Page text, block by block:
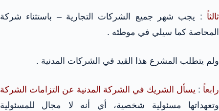
ثالثاً : يجب شهر جميع الشركات التجارية – باستثناء شركة
المحاصة كما سيلي في موطئه .
ولم يتطلب المشرع هذا القيد في الشركات المدنية .
رابعاً : يسأل الشريك في الشركة المدنية عن التزامات الشركة
وتعهداتها مسئولية شخصية، أي أنه لا مجال للمسئولية